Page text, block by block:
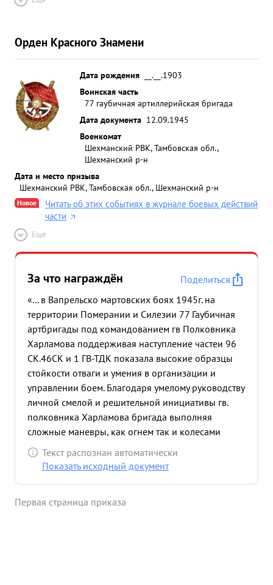
Орден Красного Знамени
Дата рождения
__.__.1903
Воинская часть
77 гаубичная артиллерийская бригада
Дата документа 12.09.1945
Военкомат
Шехманский РВК, Тамбовская обл.,
Шехманский р-н
Дата и место призыва
Шехманский РВК, Тамбовская обл., Шехманский р-н
Новое
Читать об этих событиях в журнале боевых действий
части
Ещё
За что награждён
Поделиться
«... в Вапрельско мартовских боях 1945г. на
территории Померании и Силезии 77 Гаубичная
артбригады под командованием гв Полковника
Харламова поддерживая наступление частеи 96
СК.46СК и 1 ГВ-ТДК показала высокие образцы
стойкости отваги и умения в организации и
управлении боем. Благодаря умелому руководству
личной смелой и решительной инициативы гв.
полковника Харламова бригада выполняя
сложные маневры, как огнем так и колесами
непрерывно следуя в боевых порядках пехоты,
смело выдвигаясь вперед-сокрушала противника
обеспечила поддерживаемым ею стрелковым
Текст распознан автоматически
Показать исходный документ
Первая страница приказа